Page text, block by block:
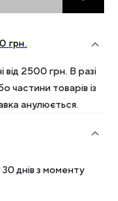
грн.
від 2500 грн. В разі
частини товарів із
анулюється.
днів з моменту